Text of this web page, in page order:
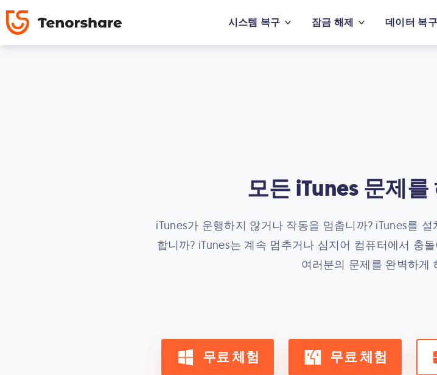
시스템 복구 잠금 해제 데이터 복구
모든 iTunes 문제
iTunes가 운행하지 않거나 작동을 멈춥니까? iTunes를
합니까? iTunes는 계속 멈추거나 심지어 컴퓨터에서 충
여러분의 문제를 완벽하게
무료 체험 무료 체험